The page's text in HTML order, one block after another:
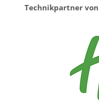
Technikpartner von